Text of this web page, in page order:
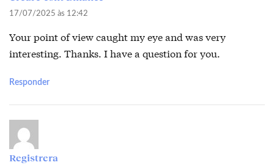
17/07/2025 às 12:42
Your point of view caught my eye and was very
interesting. Thanks. I have a question for you.
Responder
Registrera